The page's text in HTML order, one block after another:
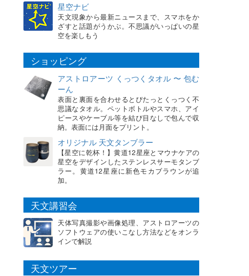
星空ナビ
天文現象から最新ニュースまで、スマホをか
ざすと話題がうかぶ。不思議がいっぱいの星
空を楽しもう
ショッピング
アストロアーツ くっつくタオル 〜 包む
ーん
表面と裏面を合わせるとぴたっとくっつく不
思議なタオル。ペットボトルやスマホ、アイ
ピースやケーブル等を結び目なしで包んで収
納。表面には月面をプリント。
オリジナル 天文タンブラー
【星空に乾杯！】黄道12星座とマウナケアの
星空をデザインしたステンレスサーモタンブ
ラー。黄道12星座に新色モカブラウンが追
加。
天文講習会
天体写真撮影や画像処理、アストロアーツの
ソフトウェアの使いこなし方法などをオンラ
インで解説
天文ツアー